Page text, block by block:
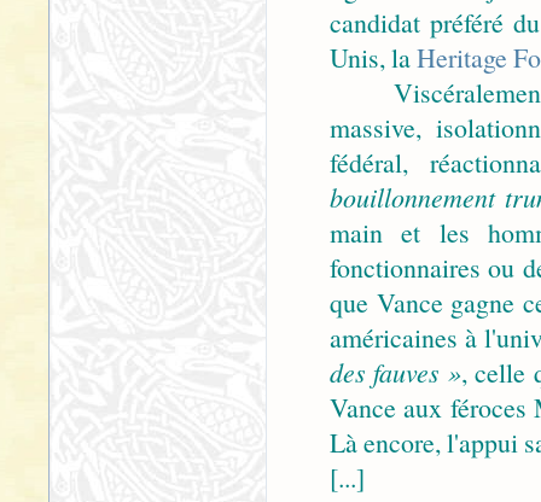
candidat préféré
Unis, laHeritage
Viscéralement
massive,
fédéral,
bouillonnement
main et les
fonctionnaires ou
que Vance gagne
américaines à
des fauves », celle
Vance aux
Là encore, l'appui
[...]